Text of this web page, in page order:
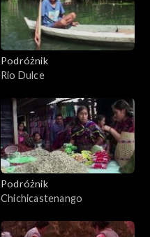
Podróżnik
Rio Dulce
Podróżnik
Chichicastenango